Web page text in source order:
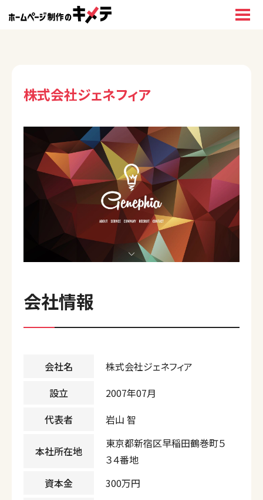
株式会社ジェネフィア
会社情報
会社名
株式会社ジェネフィア
設立
2007年07月
代表者
岩山 智
本社所在地
東京都新宿区早稲田鶴巻町５
３４番地
資本金
300万円